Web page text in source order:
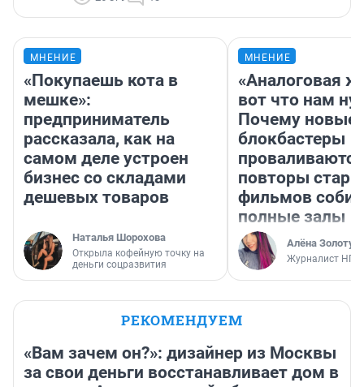
МНЕНИЕ
«Покупаешь кота в
мешке»:
предприниматель
рассказала, как на
самом деле устроен
бизнес со складами
дешевых товаров
Наталья Шорохова
Открыла кофейную точку на
деньги соцразвития
МНЕНИЕ
«Аналоговая
вот что нам
Почему новые
блокбастеры
повторы
фильмов
полные залы
Алёна
Журналист НГС
РЕКОМЕНДУЕМ
«Вам зачем он?»: дизайнер из Москвы
за свои деньги восстанавливает дом в